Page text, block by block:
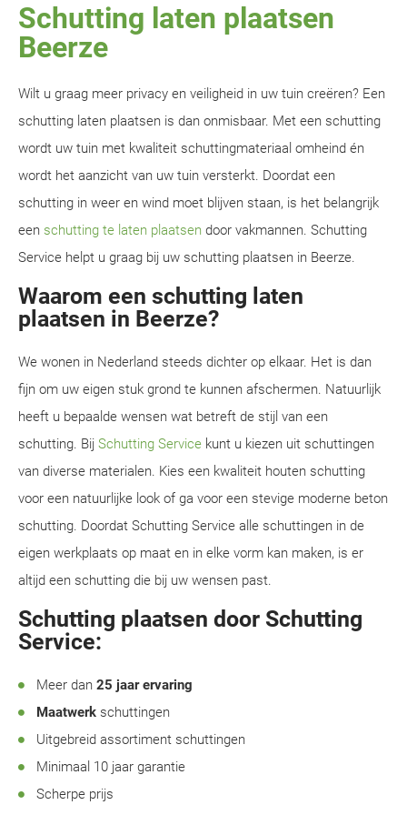
Schutting laten plaatsen
Beerze
Wilt u graag meer privacy en veiligheid in uw tuin creëren? Een
schutting laten plaatsen is dan onmisbaar. Met een schutting
wordt uw tuin met kwaliteit schuttingmateriaal omheind én
wordt het aanzicht van uw tuin versterkt. Doordat een
schutting in weer en wind moet blijven staan, is het belangrijk
een schutting te laten plaatsen door vakmannen. Schutting
Service helpt u graag bij uw schutting plaatsen in Beerze.
Waarom een schutting laten
plaatsen in Beerze?
We wonen in Nederland steeds dichter op elkaar. Het is dan
fijn om uw eigen stuk grond te kunnen afschermen. Natuurlijk
heeft u bepaalde wensen wat betreft de stijl van een
schutting. Bij Schutting Service kunt u kiezen uit schuttingen
van diverse materialen. Kies een kwaliteit houten schutting
voor een natuurlijke look of ga voor een stevige moderne beton
schutting. Doordat Schutting Service alle schuttingen in de
eigen werkplaats op maat en in elke vorm kan maken, is er
altijd een schutting die bij uw wensen past.
Schutting plaatsen door Schutting
Service:
Meer dan 25 jaar ervaring
Maatwerk schuttingen
Uitgebreid assortiment schuttingen
Minimaal 10 jaar garantie
Scherpe prijs